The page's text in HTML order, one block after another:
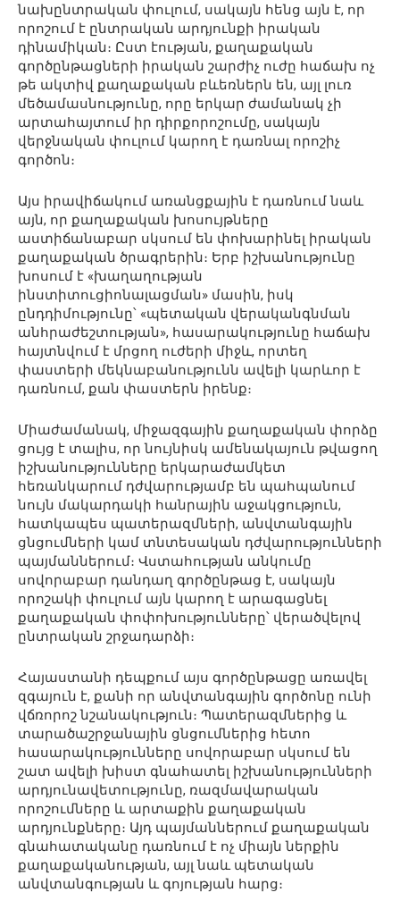
նախընտրական փուլում, սակայն հենց այն է, որ
որոշում է ընտրական արդյունքի իրական
դինամիկան։ Ըստ էության, քաղաքական
գործընթացների իրական շարժիչ ուժը հաճախ ոչ
թե ակտիվ քաղաքական բևեռներն են, այլ լուռ
մեծամասնությունը, որը երկար ժամանակ չի
արտահայտում իր դիրքորոշումը, սակայն
վերջնական փուլում կարող է դառնալ որոշիչ
գործոն։
Այս իրավիճակում առանցքային է դառնում նաև
այն, որ քաղաքական խոսույթները
աստիճանաբար սկսում են փոխարինել իրական
քաղաքական ծրագրերին։ Երբ իշխանությունը
խոսում է «խաղաղության
ինստիտուցիոնալացման» մասին, իսկ
ընդդիմությունը՝ «պետական վերականգնման
անհրաժեշտության», հասարակությունը հաճախ
հայտնվում է մրցող ուժերի միջև, որտեղ
փաստերի մեկնաբանությունն ավելի կարևոր է
դառնում, քան փաստերն իրենք։
Միաժամանակ, միջազգային քաղաքական փորձը
ցույց է տալիս, որ նույնիսկ ամենակայուն թվացող
իշխանությունները երկարաժամկետ
հեռանկարում դժվարությամբ են պահպանում
նույն մակարդակի հանրային աջակցություն,
հատկապես պատերազմների, անվտանգային
ցնցումների կամ տնտեսական դժվարությունների
պայմաններում։ Վստահության անկումը
սովորաբար դանդաղ գործընթաց է, սակայն
որոշակի փուլում այն կարող է արագացնել
քաղաքական փոփոխությունները՝ վերածվելով
ընտրական շրջադարձի։
Հայաստանի դեպքում այս գործընթացը առավել
զգայուն է, քանի որ անվտանգային գործոնը ունի
վճռորոշ նշանակություն։ Պատերազմներից և
տարածաշրջանային ցնցումներից հետո
հասարակությունները սովորաբար սկսում են
շատ ավելի խիստ գնահատել իշխանությունների
արդյունավետությունը, ռազմավարական
որոշումները և արտաքին քաղաքական
արդյունքները։ Այդ պայմաններում քաղաքական
գնահատականը դառնում է ոչ միայն ներքին
քաղաքականության, այլ նաև պետական
անվտանգության և գոյության հարց։